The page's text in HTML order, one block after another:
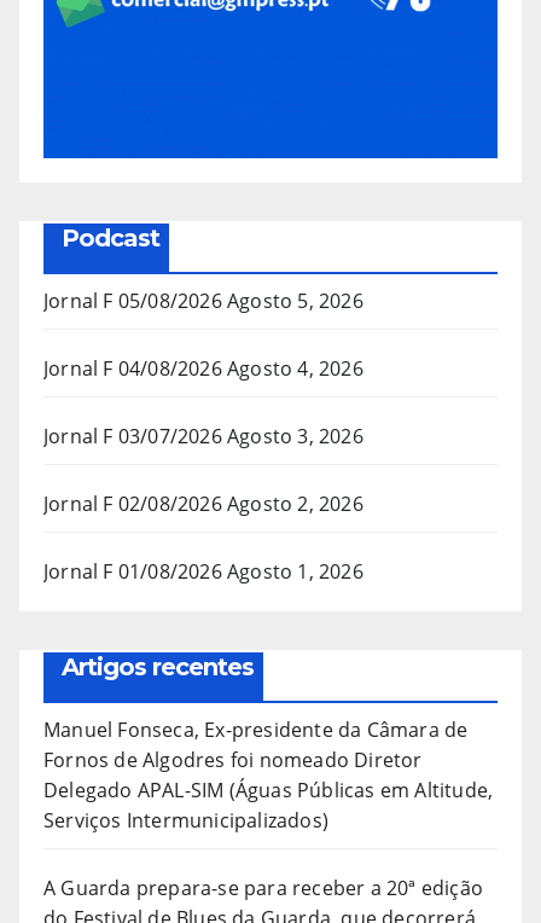
Podcast
Jornal F 05/08/2026Agosto 5, 2026
Jornal F 04/08/2026Agosto 4, 2026
Jornal F 03/07/2026Agosto 3, 2026
Jornal F 02/08/2026Agosto 2, 2026
Jornal F 01/08/2026Agosto 1, 2026
Artigos recentes
Manuel Fonseca, Ex-presidente da Câmara de
Fornos de Algodres foi nomeado Diretor
Delegado APAL-SIM (Águas Públicas em Altitude,
Serviços Intermunicipalizados)
A Guarda prepara-se para receber a 20ª edição